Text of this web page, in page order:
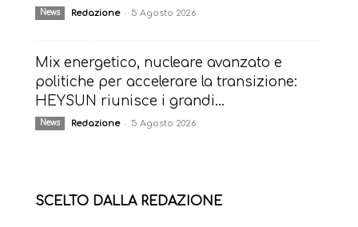
News Redazione - 5 Agosto 2026
Mix energetico, nucleare avanzato e
politiche per accelerare la transizione:
HEYSUN riunisce i grandi...
News Redazione - 5 Agosto 2026
SCELTO DALLA REDAZIONE